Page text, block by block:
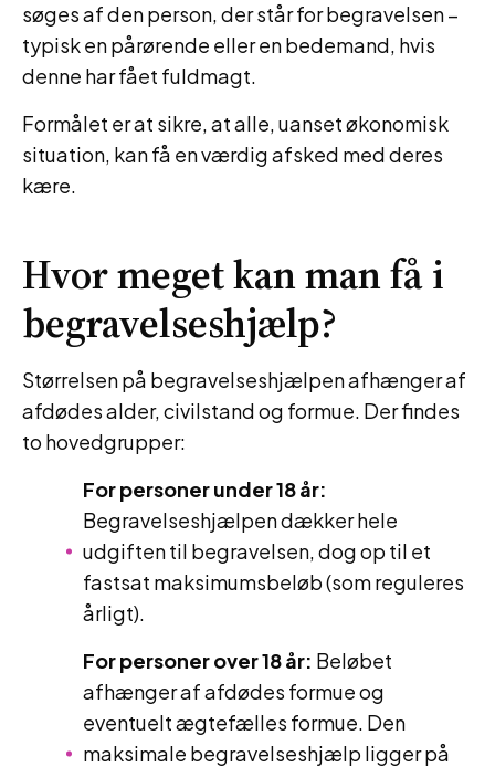
søges af den person, der står for begravelsen –
typisk en pårørende eller en bedemand, hvis
denne har fået fuldmagt.
Formålet er at sikre, at alle, uanset økonomisk
situation, kan få en værdig afsked med deres
kære.
Hvor meget kan man få i
begravelseshjælp?
Størrelsen på begravelseshjælpen afhænger af
afdødes alder, civilstand og formue. Der findes
to hovedgrupper:
For personer under 18 år:
Begravelseshjælpen dækker hele
udgiften til begravelsen, dog op til et
fastsat maksimumsbeløb (som reguleres
årligt).
For personer over 18 år: Beløbet
afhænger af afdødes formue og
eventuelt ægtefælles formue. Den
maksimale begravelseshjælp ligger på